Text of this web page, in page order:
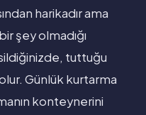
harikadır ama
şey olmadığı
sildiğinizde, tuttuğu
Günlük kurtarma
konteynerini